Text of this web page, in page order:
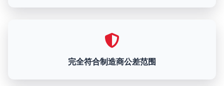
完全符合制造商公差范围